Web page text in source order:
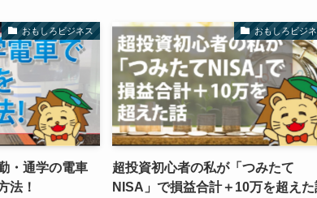
おもしろビジネス
・通学の電車
法！
おもしろビジ
超投資初心者の私が「つみたて
NISA」で損益合計＋10万を超えた